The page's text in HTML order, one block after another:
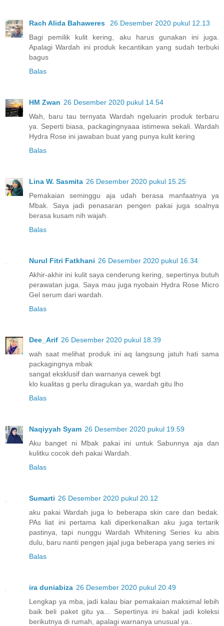
Rach Alida Bahaweres
26 Desember 2020 pukul 12.13
Bagi pemilik kulit kering, aku harus gunakan ini juga.
Apalagi Wardah ini produk kecantikan yang sudah terbuki
bagus
Balas
HM Zwan 26 Desember 2020 pukul 14.54
Wah, baru tau ternyata Wardah ngeluarin produk terbaru
ya. Seperti biasa, packagingnyaaa istimewa sekali. Wardah
Hydra Rose ini jawaban buat yang punya kulit kering
Balas
Lina W. Sasmita 26 Desember 2020 pukul 15.25
Pemakaian seminggu aja udah berasa manfaatnya ya
Mbak. Saya jadi penasaran pengen pakai juga soalnya
berasa kusam nih wajah.
Balas
Nurul Fitri Fatkhani 26 Desember 2020 pukul 16.34
Akhir-akhir ini kulit saya cenderung kering, sepertinya butuh
perawatan juga. Saya mau juga nyobain Hydra Rose Micro
Gel serum dari wardah.
Balas
Dee_Arif 26 Desember 2020 pukul 18.39
wah saat melihat produk ini aq langsung jatuh hati sama
packagingnya mbak
sangat eksklusif dan warnanya cewek bgt
klo kualitas g perlu diragukan ya, wardah gitu lho
Balas
Naqiyyah Syam 26 Desember 2020 pukul 19.59
Aku banget ni Mbak pakai ini untuk Sabunnya aja dan
kulitku cocok deh pakai Wardah.
Balas
Sumarti 26 Desember 2020 pukul 20.12
aku pakai Wardah juga lo beberapa skin care dan bedak.
PAs liat ini pertama kali diperkenalkan aku juga tertarik
pastinya, tapi nunggu Wardah Whitening Series ku abis
dulu, baru nanti pengen jajal juga beberapa yang series ini
Balas
ira duniabiza 26 Desember 2020 pukul 20.49
Lengkap ya mba, jadi kalau biar pemakaian maksimal lebih
baik beli paket gitu ya... Sepertinya ini bakal jadi koleksi
berikutnya di rumah, apalagi warnanya unusual ya..